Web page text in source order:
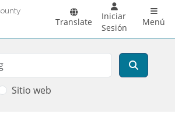
Translate
Iniciar
Sesión
Menú
Sitio web